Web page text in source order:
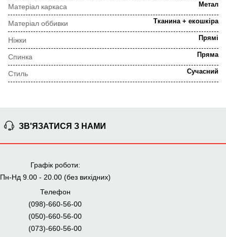
Матеріал каркаса Метал
Матеріал оббивки Тканина + екошкіра
Ніжки Прямі
Спинка Пряма
Стиль Сучасний
Попередня консультація
Узгодження замовлення
Ми уважно стежимо за виконанням замовлення на всіх
ЗВ'ЯЗАТИСЯ З НАМИ
Графік роботи:
Пн-Нд 9.00 - 20.00 (без вихідних)
Телефон
(098)-660-56-00
(050)-660-56-00
(073)-660-56-00